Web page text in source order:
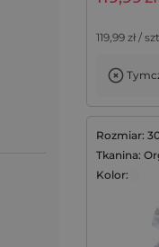
119,99 zł /
Rozmiar:
Tkanina:
Kolor: